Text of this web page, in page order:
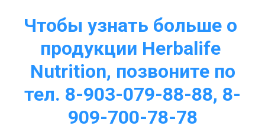
Чтобы узнать больше о
продукции Herbalife
Nutrition, позвоните по
тел. 8-903-079-88-88, 8-
909-700-78-78